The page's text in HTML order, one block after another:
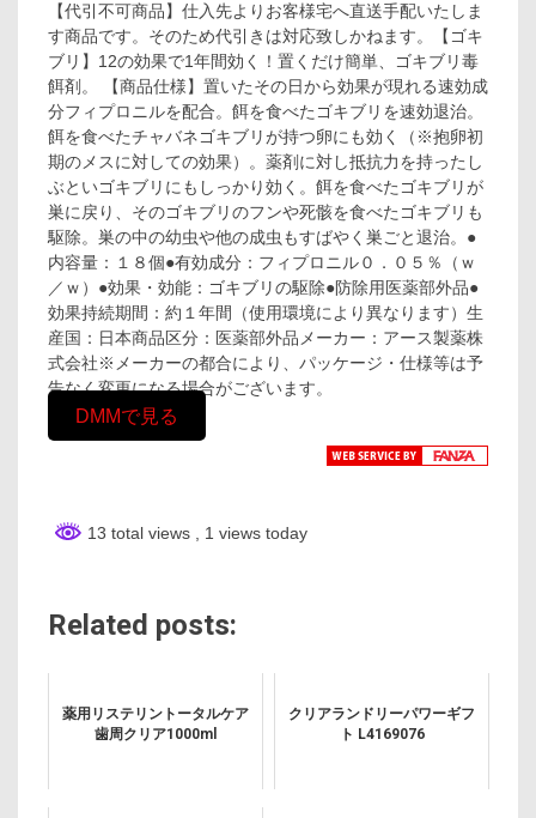
【代引不可商品】仕入先よりお客様宅へ直送手配いたしま
す商品です。そのため代引きは対応致しかねます。【ゴキ
ブリ】12の効果で1年間効く！置くだけ簡単、ゴキブリ毒
餌剤。 【商品仕様】置いたその日から効果が現れる速効成
分フィプロニルを配合。餌を食べたゴキブリを速効退治。
餌を食べたチャバネゴキブリが持つ卵にも効く（※抱卵初
期のメスに対しての効果）。薬剤に対し抵抗力を持ったし
ぶといゴキブリにもしっかり効く。餌を食べたゴキブリが
巣に戻り、そのゴキブリのフンや死骸を食べたゴキブリも
駆除。巣の中の幼虫や他の成虫もすばやく巣ごと退治。●
内容量：１８個●有効成分：フィプロニル０．０５％（ｗ
／ｗ）●効果・効能：ゴキブリの駆除●防除用医薬部外品●
効果持続期間：約１年間（使用環境により異なります）生
産国：日本商品区分：医薬部外品メーカー：アース製薬株
式会社※メーカーの都合により、パッケージ・仕様等は予
告なく変更になる場合がございます。
DMMで見る
13 total views , 1 views today
Related posts:
薬用リステリントータルケア
歯周クリア1000ml
クリアランドリーパワーギフ
ト L4169076